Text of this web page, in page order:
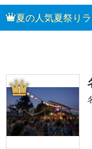
夏の人気夏祭り
1